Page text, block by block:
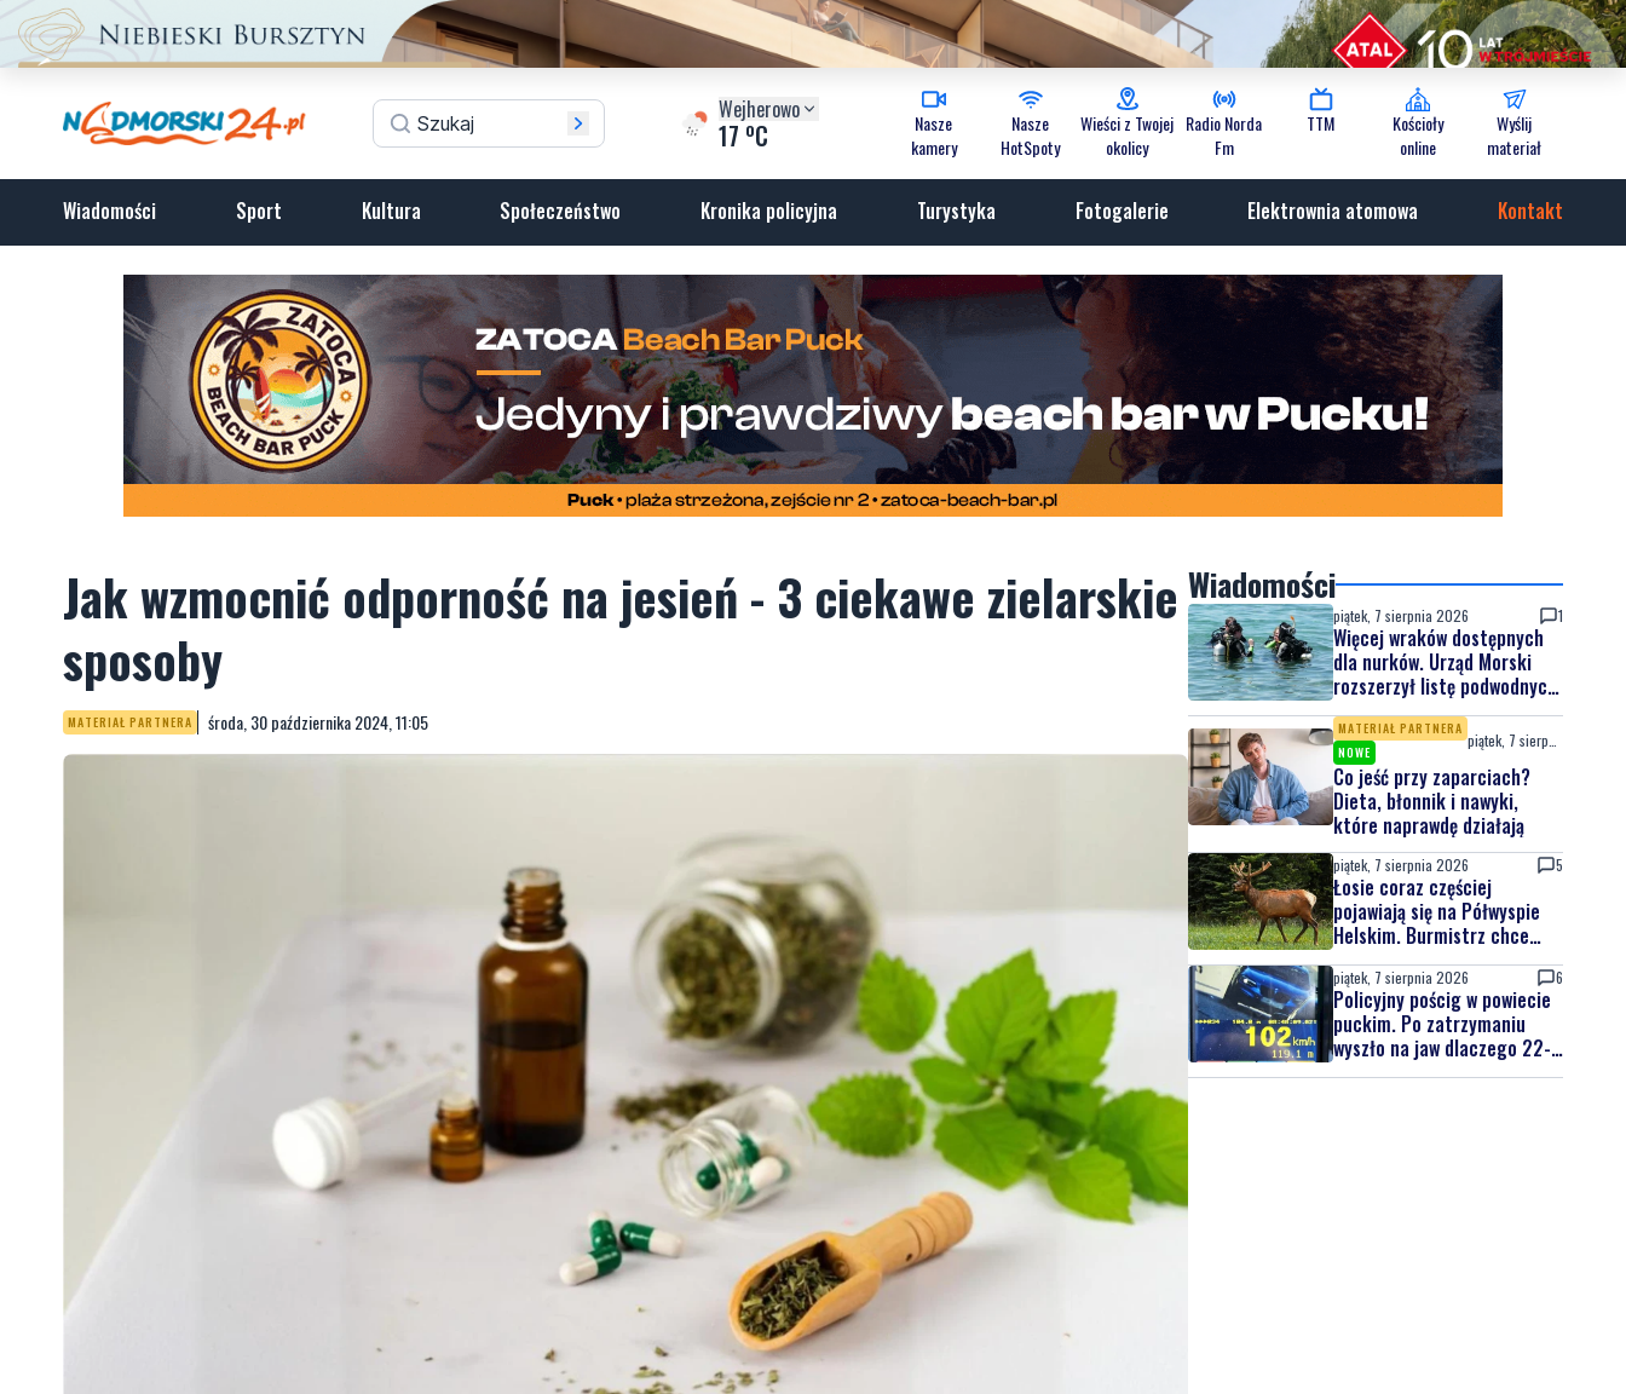
Wejherowo
17 oC
Nasze
kamery
Nasze
HotSpoty
Wieści z Twojej
okolicy
Radio Norda
Fm
TTM
Kościoły
online
Wyślij
materiał
Wiadomości Sport Kultura Społeczeństwo Kronika policyjna Turystyka Fotogalerie Elektrownia atomowa Kontakt
Jak wzmocnić odporność na jesień - 3 ciekawe zielarskie
sposoby
MATERIAŁ PARTNERA środa, 30 października 2024, 11:05
Wiadomości
piątek, 7 sierpnia 2026 1
Więcej wraków dostępnych
dla nurków. Urząd Morski
rozszerzył listę podwodnych
atrakcji
MATERIAŁ PARTNERA
NOWE
Co jeść przy zaparciach?
Dieta, błonnik i nawyki,
które naprawdę działają
piątek, 7 sierpnia 2026 5
Łosie coraz częściej
pojawiają się na Półwyspie
Helskim. Burmistrz chce
nowych znaków drogowych
piątek, 7 sierpnia 2026 6
Policyjny pościg w powiecie
puckim. Po zatrzymaniu
wyszło na jaw dlaczego 22-
latek uciekał